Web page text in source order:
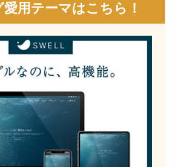
用テーマはこちら！